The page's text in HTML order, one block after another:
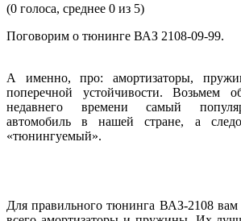
(0 голоса, среднее 0 из 5)
Поговорим о тюнинге ВАЗ 2108-09-99.
А именно, про: амортизаторы,
поперечной устойчивости.
недавнего времени самый
автомобиль в нашей стране, а
«тюнингуемый».
Для правильного тюнинга ВАЗ-2108 вам